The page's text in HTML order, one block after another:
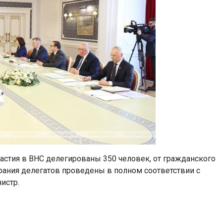
в ВНС делегированы 350 человек, от гражданского
делегатов проведены в полном соответствии с